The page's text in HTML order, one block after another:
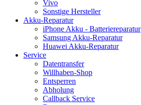
Vivo
Sonstige Hersteller
Akku-Reparatur
iPhone Akku - Batteriereparatur
Samsung Akku-Reparatur
Huawei Akku-Reparatur
Service
Datentransfer
Willhaben-Shop
Entsperren
Abholung
Callback Service